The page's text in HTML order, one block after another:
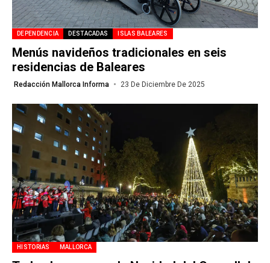
DEPENDENCIA DESTACADAS ISLAS BALEARES
Menús navideños tradicionales en seis
residencias de Baleares
Redacción Mallorca Informa 23 De Diciembre De 2025
HISTORIAS MALLORCA